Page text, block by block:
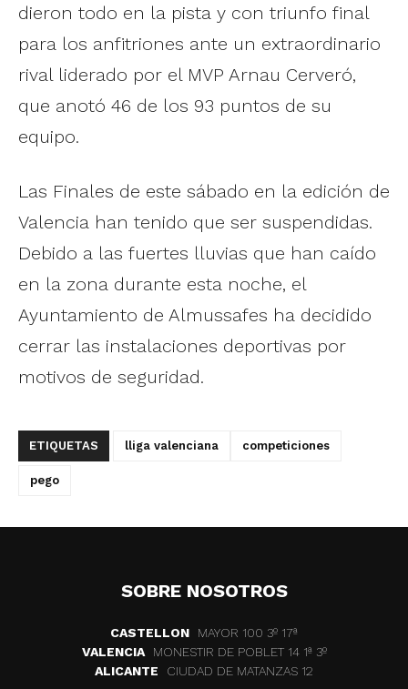
dieron todo en la pista y con triunfo final
para los anfitriones ante un extraordinario
rival liderado por el MVP Arnau Cerveró,
que anotó 46 de los 93 puntos de su
equipo.
Las Finales de este sábado en la edición de
Valencia han tenido que ser suspendidas.
Debido a las fuertes lluvias que han caído
en la zona durante esta noche, el
Ayuntamiento de Almussafes ha decidido
cerrar las instalaciones deportivas por
motivos de seguridad.
ETIQUETAS lliga valenciana competiciones
pego
SOBRE NOSOTROS
CASTELLON
MAYOR 100 3º 17ª
VALENCIA
MONESTIR DE POBLET 14 1ª 3º
ALICANTE
CIUDAD DE MATANZAS 12